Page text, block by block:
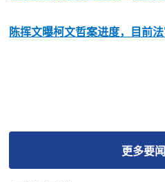
陈挥文曝柯文哲案进度，目前
更多要闻